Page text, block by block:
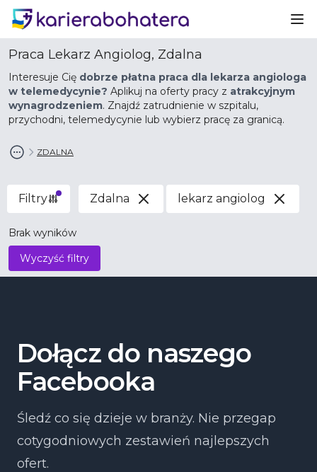
Praca Lekarz Angiolog, Zdalna
Interesuje Cię dobrze płatna praca dla lekarza angiologa
w telemedycynie? Aplikuj na oferty pracy z atrakcyjnym
wynagrodzeniem. Znajdź zatrudnienie w szpitalu,
przychodni, telemedycynie lub wybierz pracę za granicą.
ZDALNA
Filtry Zdalna lekarz angiolog
Brak wyników
Wyczyść filtry
Dołącz do naszego
Facebooka
Śledź co się dzieje w branży. Nie przegap
cotygodniowych zestawień najlepszych
ofert.